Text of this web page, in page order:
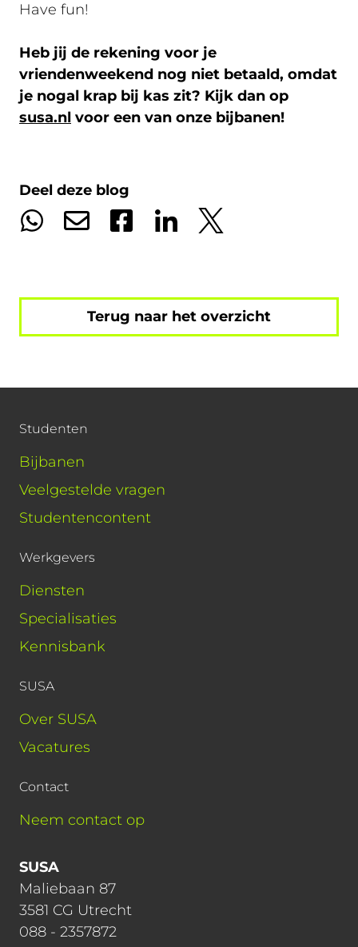
Have fun!
Heb jij de rekening voor je
vriendenweekend nog niet betaald, omdat
je nogal krap bij kas zit? Kijk dan op
susa.nl voor een van onze bijbanen!
Deel deze blog
Terug naar het overzicht
Studenten
Bijbanen
Veelgestelde vragen
Studentencontent
Werkgevers
Diensten
Specialisaties
Kennisbank
SUSA
Over SUSA
Vacatures
Contact
Neem contact op
SUSA
Maliebaan 87
3581 CG Utrecht
088 - 2357872